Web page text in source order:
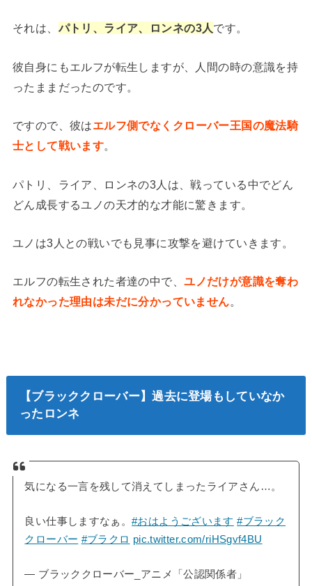
それは、 パトリ、ライア、ロンネの3人です。
彼自身にもエルフが転生しますが、人間の時の意識を持
ったままだったのです。
ですので、彼はエルフ側でなくクローバー王国の魔法騎
士として戦います。
パトリ、ライア、ロンネの3人は、戦っている中でどん
どん成長するユノの天才的な才能に驚きます。
ユノは3人との戦いでも見事に攻撃を避けていきます。
エルフの転生された者達の中で、ユノだけが意識を奪わ
れなかった理由は未だに分かっていません。
【ブラッククローバー】過去に登場もしていなか
ったロンネ
気になる一言を残して消えてしまったライアさん…。
良い仕事しますなぁ。#おはようございます #ブラック
クローバー #ブラクロ pic.twitter.com/riHSgvf4BU
— ブラッククローバー_アニメ「公認関係者」